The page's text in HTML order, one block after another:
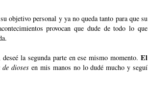
objetivo personal y ya no queda tanto para que su
provocan que dude de todo lo que
la segunda parte en ese mismo momento.El
de dioses en mis manos no lo dudé mucho y seguí